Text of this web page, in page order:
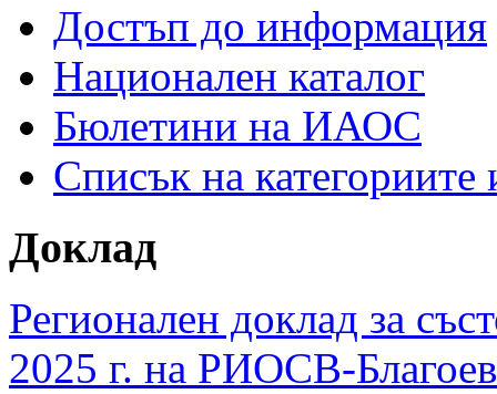
Достъп до информация
Национален каталог
Бюлетини на ИАОС
Списък на
Доклад
Регионален доклад за
2025 г. на РИОСВ-